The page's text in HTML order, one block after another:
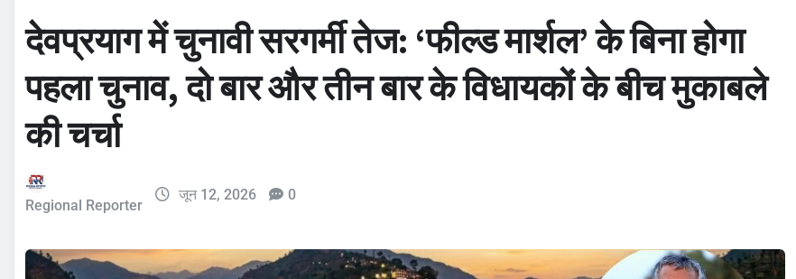
देवप्रयाग में चुनावी सरगर्मी तेज: ‘फील्ड मार्शल’ के बिना होगा
पहला चुनाव, दो बार और तीन बार के विधायकों के बीच मुकाबले
की चर्चा
Regional Reporter
जून 12, 2026 0